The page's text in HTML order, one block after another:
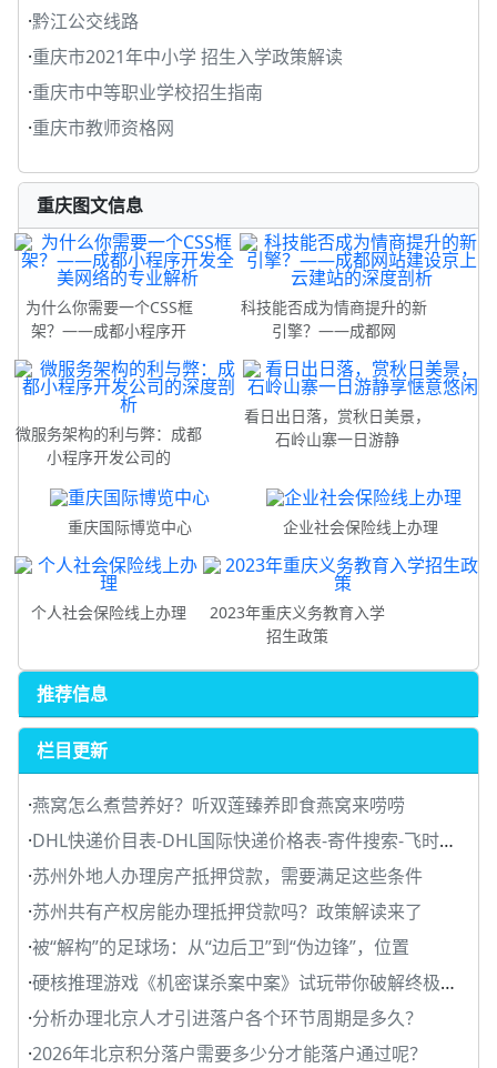
·黔江公交线路
·重庆市2021年中小学 招生入学政策解读
·重庆市中等职业学校招生指南
·重庆市教师资格网
重庆图文信息
为什么你需要一个CSS框
架？——成都小程序开
科技能否成为情商提升的新
引擎？——成都网
微服务架构的利与弊：成都
小程序开发公司的
看日出日落，赏秋日美景，
石岭山寨一日游静
重庆国际博览中心 企业社会保险线上办理
个人社会保险线上办理
2023年重庆义务教育入学
招生政策
推荐信息
栏目更新
·燕窝怎么煮营养好？听双莲臻养即食燕窝来唠唠
·DHL快递价目表-DHL国际快递价格表-寄件搜索-飞时达快递
·苏州外地人办理房产抵押贷款，需要满足这些条件
·苏州共有产权房能办理抵押贷款吗？政策解读来了
·被“解构”的足球场：从“边后卫”到“伪边锋”，位置
·硬核推理游戏《机密谋杀案中案》试玩带你破解终极谜题
·分析办理北京人才引进落户各个环节周期是多久？
·2026年北京积分落户需要多少分才能落户通过呢？